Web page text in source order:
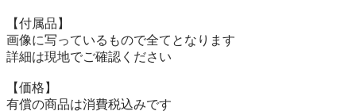
【付属品】
画像に写っているもので全てとなります
詳細は現地でご確認ください
【価格】
有償の商品は消費税込みです